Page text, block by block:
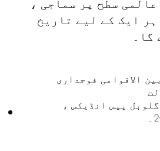
عالمی سطح پر سماجی ،
ایک کے لیے تاریخ
گا۔
بین الاقوامی فوجداری
گلوبل پیس انڈیکس ،